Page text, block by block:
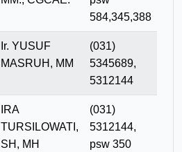
584,345,388
Ir. YUSUF
MASRUH, MM
(031)
5345689,
5312144
IRA
TURSILOWATI,
SH, MH
(031)
5312144,
psw 350